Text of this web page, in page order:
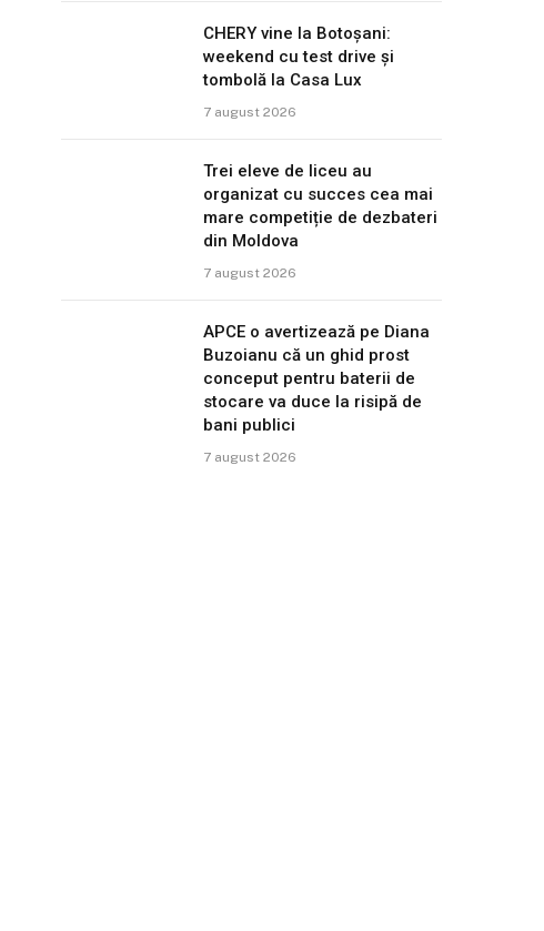
CHERY vine la Botoșani:
weekend cu test drive și
tombolă la Casa Lux
7 august 2026
Trei eleve de liceu au
organizat cu succes cea mai
mare competiție de dezbateri
din Moldova
7 august 2026
APCE o avertizează pe Diana
Buzoianu că un ghid prost
conceput pentru baterii de
stocare va duce la risipă de
bani publici
7 august 2026